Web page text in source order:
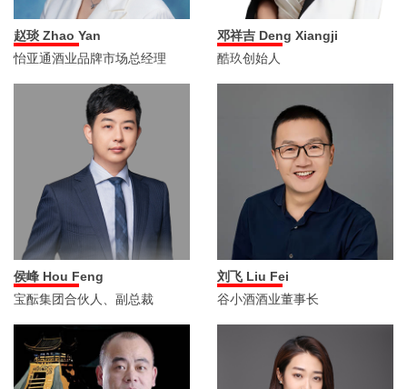
赵琰 Zhao Yan
怡亚通酒业品牌市场总经理
邓祥吉 Deng Xiangji
酷玖创始人
侯峰 Hou Feng
宝酝集团合伙人、副总裁
刘飞 Liu Fei
谷小酒酒业董事长